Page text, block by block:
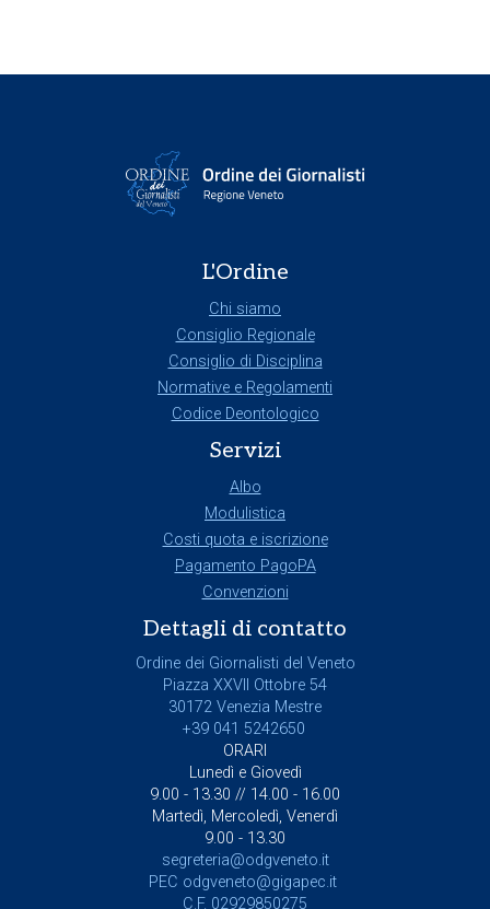
L'Ordine
Chi siamo
Consiglio Regionale
Consiglio di Disciplina
Normative e Regolamenti
Codice Deontologico
Servizi
Albo
Modulistica
Costi quota e iscrizione
Pagamento PagoPA
Convenzioni
Dettagli di contatto
Ordine dei Giornalisti del Veneto
Piazza XXVII Ottobre 54
30172 Venezia Mestre
+39 041 5242650
ORARI
Lunedì e Giovedì
9.00 - 13.30 // 14.00 - 16.00
Martedì, Mercoledì, Venerdì
9.00 - 13.30
segreteria@odgveneto.it
PEC odgveneto@gigapec.it
C.F. 02929850275